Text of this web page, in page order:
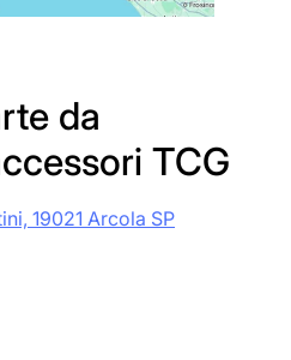
da
TCG
19021 Arcola SP